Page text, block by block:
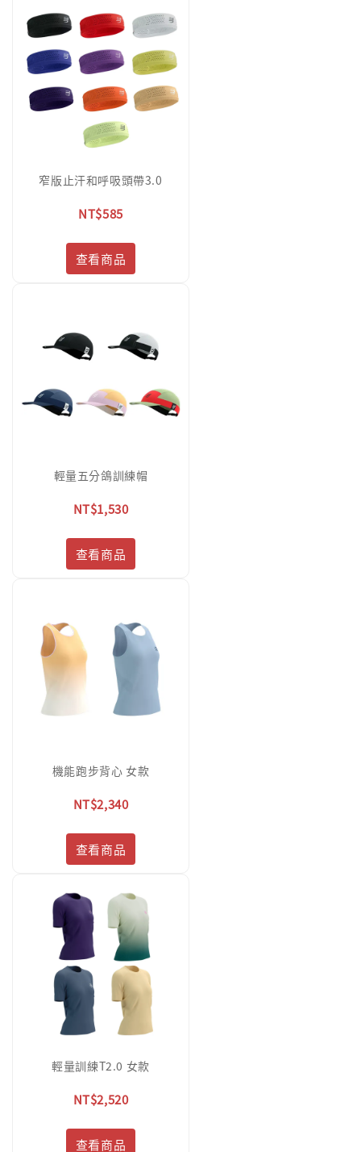
窄版止汗和呼吸頭帶3.0
NT$585
查看商品
輕量五分鴿訓練帽
NT$1,530
查看商品
機能跑步背心 女款
NT$2,340
查看商品
輕量訓練T2.0 女款
NT$2,520
查看商品